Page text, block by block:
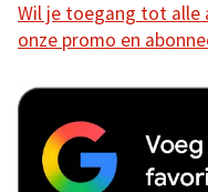
Wil je toegang tot alle
onze promo en